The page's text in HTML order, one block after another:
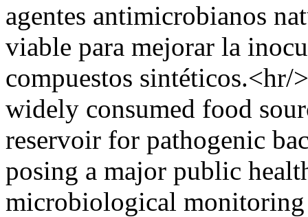
agentes antimicrobianos
viable para mejorar la
compuestos
widely consumed food
reservoir for pathogenic
posing a major public
microbiological